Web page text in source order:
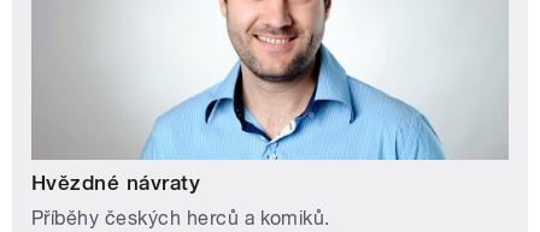
Hvězdné návraty
Příběhy českých herců a komiků.